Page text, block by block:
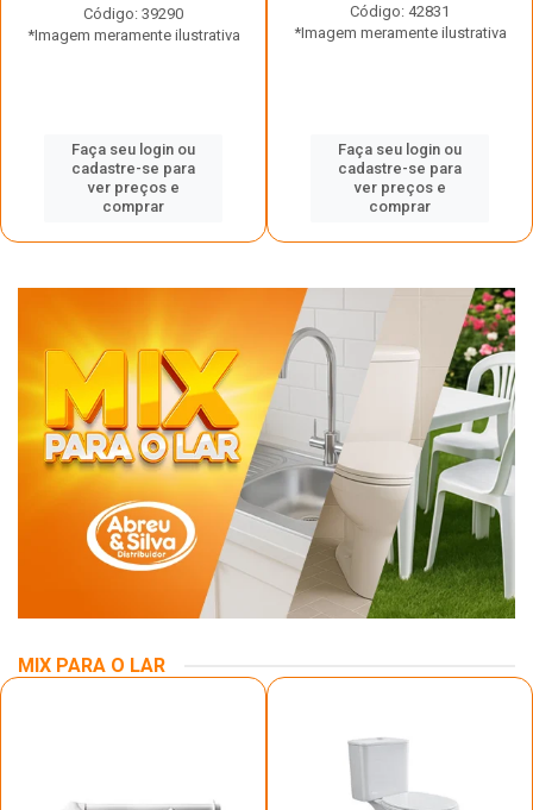
Código: 39290
*Imagem meramente ilustrativa
Faça seu login ou
cadastre-se para
ver preços e
comprar
Código: 42831
*Imagem meramente ilustrativa
Faça seu login ou
cadastre-se para
ver preços e
comprar
MIX PARA O LAR